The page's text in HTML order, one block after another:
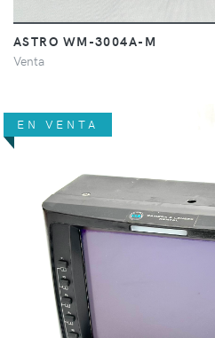
ASTRO WM-3004A-M
Venta
EN VENTA